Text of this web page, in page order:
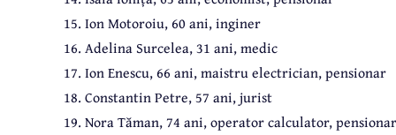
15. Ion Motoroiu, 60 ani, inginer
16. Adelina Surcelea, 31 ani, medic
17. Ion Enescu, 66 ani, maistru electrician, pensionar
18. Constantin Petre, 57 ani, jurist
19. Nora Tăman, 74 ani, operator calculator, pensionar